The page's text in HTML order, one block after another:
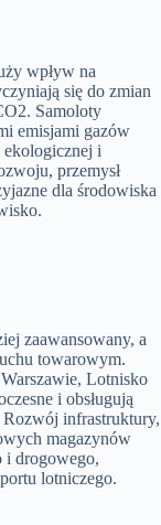
wpływ na
się do zmian
Samoloty
emisjami gazów
ekologicznej i
przemysł
dla środowiska
zaawansowany, a
towarowym.
Lotnisko
i obsługują
infrastruktury,
magazynów
i drogowego,
lotniczego.